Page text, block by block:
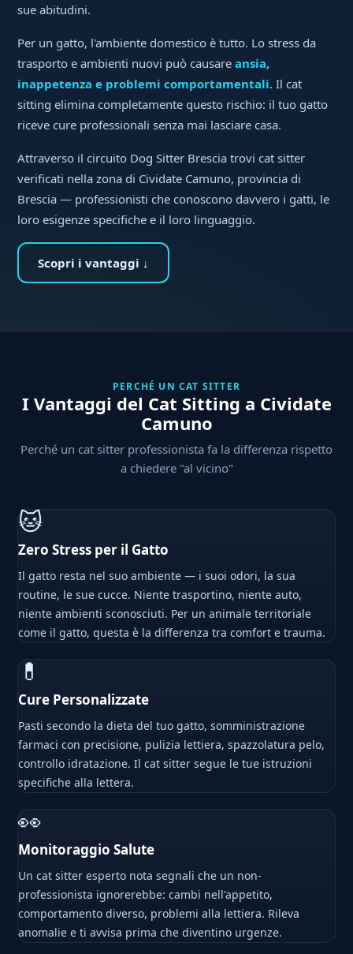
sue abitudini.
Per un gatto, l'ambiente domestico è tutto. Lo stress da
trasporto e ambienti nuovi può causareansia,
inappetenza e problemi comportamentali. Il cat
sitting elimina completamente questo rischio: il tuo gatto
riceve cure professionali senza mai lasciare casa.
Attraverso il circuito Dog Sitter Brescia trovi cat sitter
verificati nella zona di Cividate Camuno, provincia di
Brescia — professionisti che conoscono davvero i gatti, le
loro esigenze specifiche e il loro linguaggio.
Scopri i vantaggi ↓
PERCHÉ UN CAT SITTER
I Vantaggi del Cat Sitting a Cividate
Camuno
Perché un cat sitter professionista fa la differenza rispetto
a chiedere "al vicino"
🐱
Zero Stress per il Gatto
Il gatto resta nel suo ambiente — i suoi odori, la sua
routine, le sue cucce. Niente trasportino, niente auto,
niente ambienti sconosciuti. Per un animale territoriale
come il gatto, questa è la differenza tra comfort e trauma.
💊
Cure Personalizzate
Pasti secondo la dieta del tuo gatto, somministrazione
farmaci con precisione, pulizia lettiera, spazzolatura pelo,
controllo idratazione. Il cat sitter segue le tue istruzioni
specifiche alla lettera.
👀
Monitoraggio Salute
Un cat sitter esperto nota segnali che un non-
professionista ignorerebbe: cambi nell'appetito,
comportamento diverso, problemi alla lettiera. Rileva
anomalie e ti avvisa prima che diventino urgenze.